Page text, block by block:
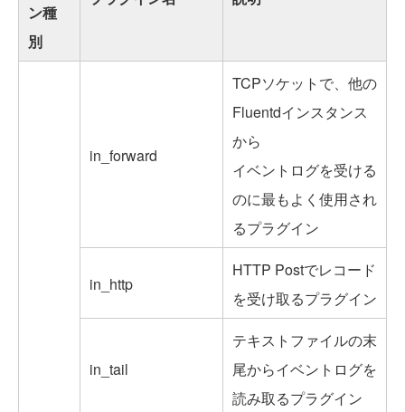
ン種
別
in_forward
TCPソケットで、他の
Fluentdインスタンス
から
イベントログを受ける
のに最もよく使用され
るプラグイン
in_http
HTTP Postでレコード
を受け取るプラグイン
in_tail
テキストファイルの末
尾からイベントログを
読み取るプラグイン